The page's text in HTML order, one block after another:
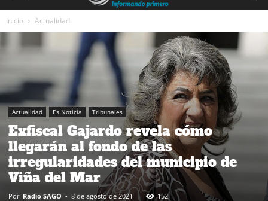
Inicio Actualidad
Actualidad Es Noticia Tribunales
Exfiscal Gajardo revela cómo
llegarán al fondo de las
irregularidades del municipio de
Viña del Mar
Por Radio SAGO - 8 de agosto de 2021 152